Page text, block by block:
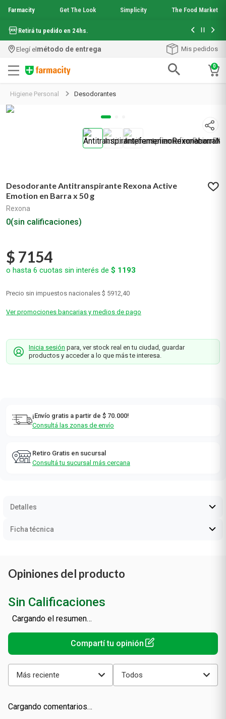
Farmacity Get The Look Simplicity The Food Market
Hasta 6 cuotas sin interés en seleccionados*
Con tu
¡Envío
Elegí elmétodo de entrega Mis pedidos
0
Higiene Personal Desodorantes
Desodorante Antitranspirante Rexona Active
Emotion en Barra x 50 g
Rexona
0(sin calificaciones)
$ 7154
o hasta 6 cuotas sin interés de $ 1193
Precio sin impuestos nacionales $ 5912,40
Ver promociones bancarias y medios de pago
Inicia sesión para, ver stock real en tu ciudad, guardar
productos y acceder a lo que más te interesa.
¡Envío gratis a partir de $ 70.000!
Consultá las zonas de envío
Retiro Gratis en sucursal
Consultá tu sucursal más cercana
Detalles
Ficha técnica
Opiniones del producto
Sin Calificaciones
Cargando el resumen…
Más reciente Todos
Cargando comentarios…
2.
8.get the look
9.nyx
10.serum elvive